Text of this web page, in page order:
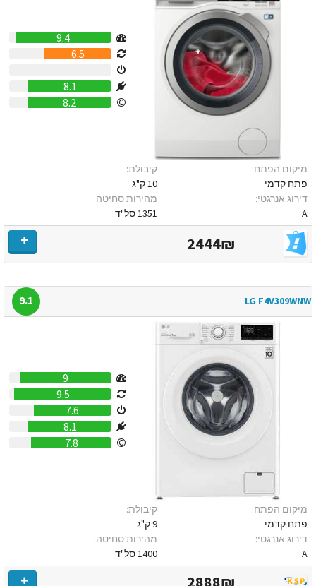
9.4
6.5
8.1
8.2
מיקום הפתח:
פתח קדמי
דירוג אנרגטי:
A
קיבולת:
10 ק"ג
מהירות סחיטה:
1351 סל"ד
2444₪
LG F4V309WNW
9.1
9
9.5
7.6
8.1
7.8
מיקום הפתח:
פתח קדמי
דירוג אנרגטי:
A
קיבולת:
9 ק"ג
מהירות סחיטה:
1400 סל"ד
2888₪